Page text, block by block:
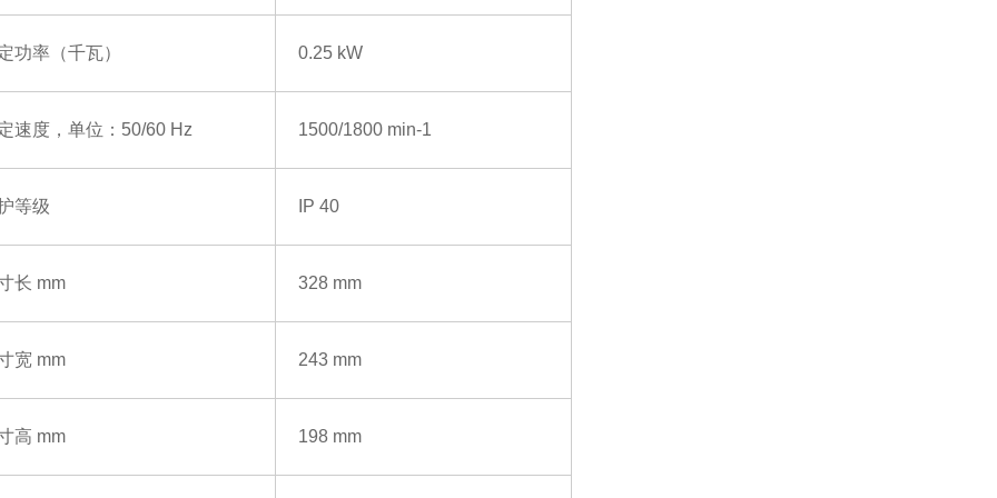
功率（千瓦） 0.25 kW
速度，单位： 50/60 Hz 1500/1800 min-1
等级 IP 40
长 mm 328 mm
宽 mm 243 mm
高 mm 198 mm